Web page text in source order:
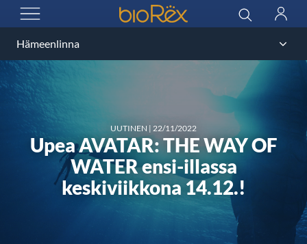
AVAA VALIKKO
BioRex Cinemas Haku
UUTINEN | 22/11/2022
Upea AVATAR: THE WAY OF
WATER ensi-illassa
keskiviikkona 14.12.!